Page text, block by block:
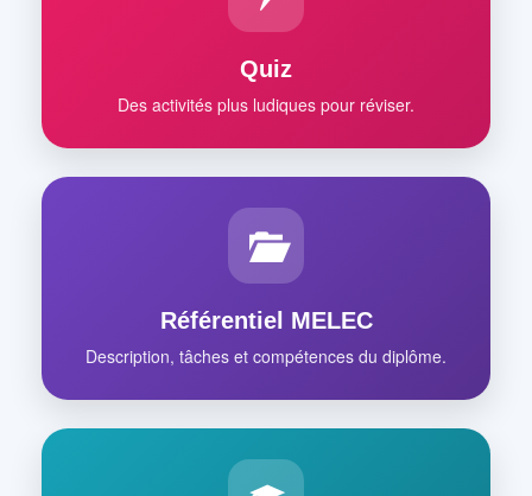
Quiz
Des activités plus ludiques pour réviser.
Référentiel MELEC
Description, tâches et compétences du diplôme.